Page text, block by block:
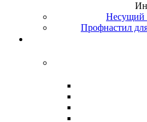
Несущий
Профнастил